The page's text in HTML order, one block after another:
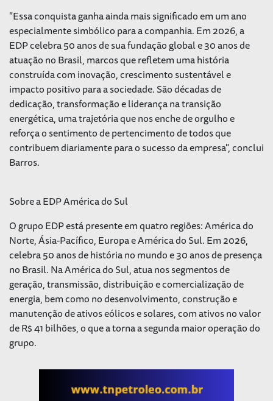
"Essa conquista ganha ainda mais significado em um ano
especialmente simbólico para a companhia. Em 2026, a
EDP celebra 50 anos de sua fundação global e 30 anos de
atuação no Brasil, marcos que refletem uma história
construída com inovação, crescimento sustentável e
impacto positivo para a sociedade. São décadas de
dedicação, transformação e liderança na transição
energética, uma trajetória que nos enche de orgulho e
reforça o sentimento de pertencimento de todos que
contribuem diariamente para o sucesso da empresa", conclui
Barros.
Sobre a EDP América do Sul
O grupo EDP está presente em quatro regiões: América do
Norte, Ásia-Pacífico, Europa e América do Sul. Em 2026,
celebra 50 anos de história no mundo e 30 anos de presença
no Brasil. Na América do Sul, atua nos segmentos de
geração, transmissão, distribuição e comercialização de
energia, bem como no desenvolvimento, construção e
manutenção de ativos eólicos e solares, com ativos no valor
de R$ 41 bilhões, o que a torna a segunda maior operação do
grupo.